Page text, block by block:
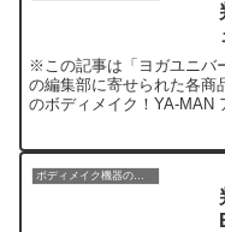
※この記事は「ヨガユニバ
の編集部に寄せられた各商
のボディメイク！YA-MAN